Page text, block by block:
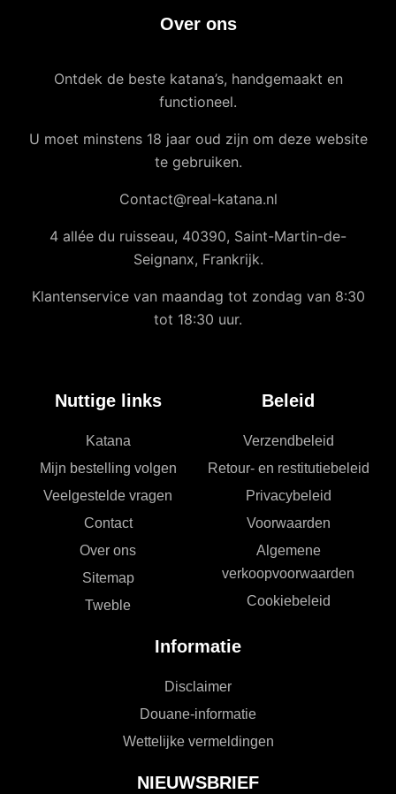
Over ons
Ontdek de beste katana’s, handgemaakt en
functioneel.
U moet minstens 18 jaar oud zijn om deze website
te gebruiken.
Contact@real-katana.nl
4 allée du ruisseau, 40390, Saint-Martin-de-
Seignanx, Frankrijk.
Klantenservice van maandag tot zondag van 8:30
tot 18:30 uur.
Nuttige links
Katana
Mijn bestelling volgen
Veelgestelde vragen
Contact
Over ons
Sitemap
Tweble
Beleid
Verzendbeleid
Retour- en restitutiebeleid
Privacybeleid
Voorwaarden
Algemene
verkoopvoorwaarden
Cookiebeleid
Informatie
Disclaimer
Douane-informatie
Wettelijke vermeldingen
NIEUWSBRIEF